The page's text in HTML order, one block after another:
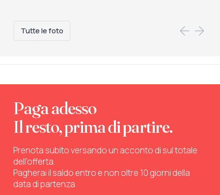
Tutte le foto
Paga adesso
Il resto, prima di partire.
Prenota subito versando un acconto di sul totale
dell’offerta.
Pagherai il saldo entro e non oltre 10 giorni della
data di partenza.